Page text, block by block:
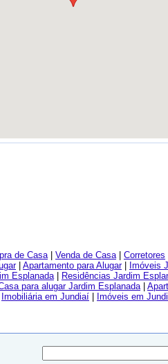
de Casa| Venda de Casa| Corretores
| Apartamento para Alugar|
Imóveis
Esplanada|
Residências Jardim
para alugar Jardim Esplanada|
Imobiliária em Jundiaí Imóveis em